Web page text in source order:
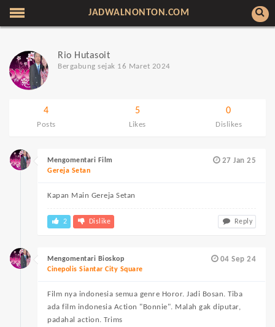
JADWALNONTON.COM
Rio Hutasoit
Bergabung sejak 16 Maret 2024
4
Posts
5
Likes
0
Dislikes
27 Jan 25
Mengomentari Film
Gereja Setan
Kapan Main Gereja Setan
2 Dislike Reply
04 Sep 24
Mengomentari Bioskop
Cinepolis Siantar City Square
Film nya indonesia semua genre Horor. Jadi Bosan. Tiba
ada film indonesia Action "Bonnie". Malah gak diputar,
padahal action. Trims